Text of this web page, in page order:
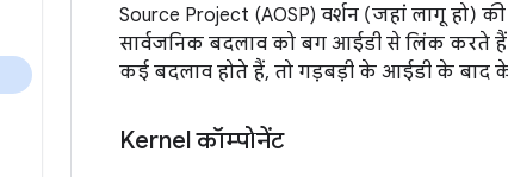
Source Project (AOSP) वर्शन (जहां लागू हो)
सार्वजनिक बदलाव को बग आईडी से लिंक करते
कई बदलाव होते हैं, तो गड़बड़ी के आईडी के बाद
Kernel कॉम्पोनेंट